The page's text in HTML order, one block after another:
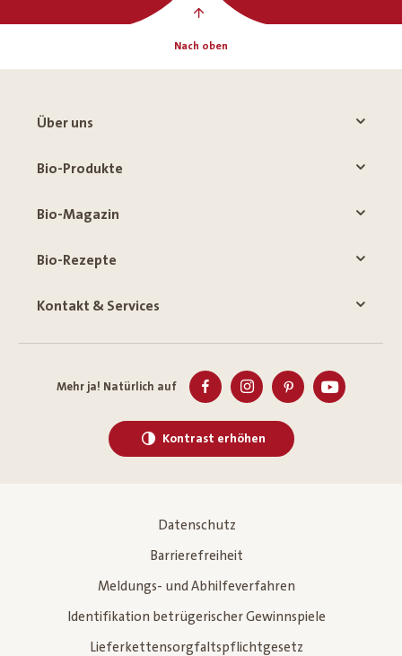
Nach oben
Über uns
Bio-Produkte
Bio-Magazin
Bio-Rezepte
Kontakt & Services
Mehr ja! Natürlich auf
Kontrast erhöhen
Datenschutz
Barrierefreiheit
Meldungs- und Abhilfeverfahren
Identifikation betrügerischer Gewinnspiele
Lieferkettensorgfaltspflichtgesetz